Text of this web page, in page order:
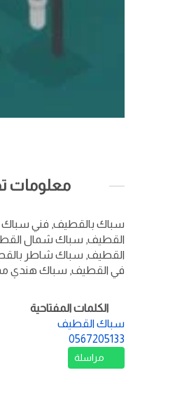
معلومات
سباك بالقطيف, فني سباك
القطيف, سباك شمال
القطيف, سباك شاطر
في القطيف, سباك هندي
الكلمات المفتاحية
سباك القطيف
0567205133
مراسلة